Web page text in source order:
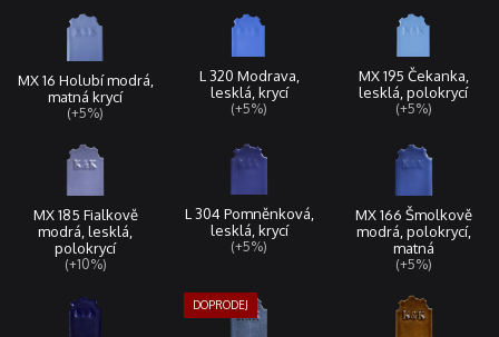
MX 16 Holubí modrá,
matná krycí
(+5%)
L 320 Modrava,
lesklá, krycí
(+5%)
MX 195 Čekanka,
lesklá, polokrycí
(+5%)
MX 185 Fialkově
modrá, lesklá,
polokrycí
(+10%)
L 304 Pomněnková,
lesklá, krycí
(+5%)
MX 166 Šmolkově
modrá, polokrycí,
matná
(+5%)